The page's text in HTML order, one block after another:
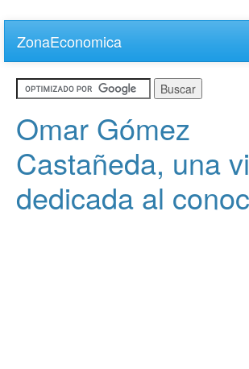
main
content
ZonaEconomica
Omar Gómez
Castañeda, una
dedicada al